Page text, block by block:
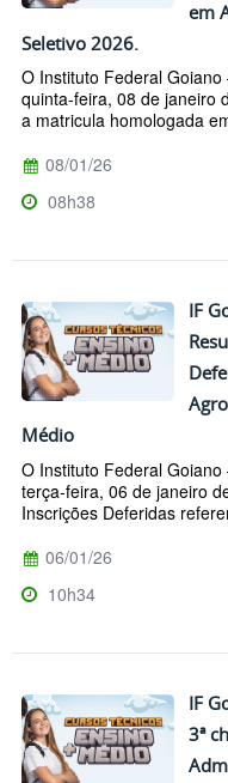
em
Seletivo 2026.
O Instituto Federal
quinta-feira, 08 de janeiro
a matricula homologada
08/01/26
08h38
IF
Médio
O Instituto Federal
terça-feira, 06 de janeiro
Inscrições Deferidas
06/01/26
10h34
IF
3ª